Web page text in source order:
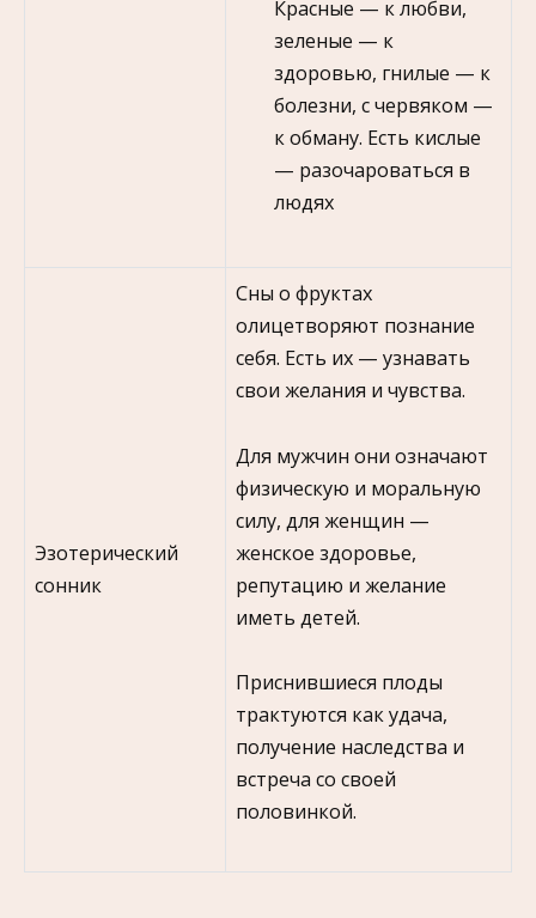
Красные — к любви,
зеленые — к
здоровью, гнилые — к
болезни, с червяком —
к обману. Есть кислые
— разочароваться в
людях
Эзотерический
сонник
Сны о фруктах
олицетворяют познание
себя. Есть их — узнавать
свои желания и чувства.
Для мужчин они означают
физическую и моральную
силу, для женщин —
женское здоровье,
репутацию и желание
иметь детей.
Приснившиеся плоды
трактуются как удача,
получение наследства и
встреча со своей
половинкой.